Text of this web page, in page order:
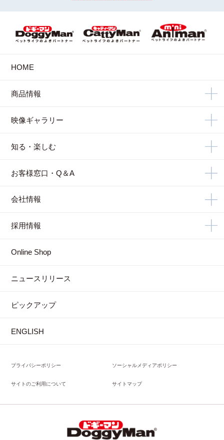
HOME
商品情報
映像ギャラリー
知る・楽しむ
お客様窓口・Q＆A
会社情報
採用情報
Online Shop
ニュースリリース
ピックアップ
ENGLISH
プライバシーポリシー ソーシャルメディアポリシー
サイトのご利用について サイトマップ